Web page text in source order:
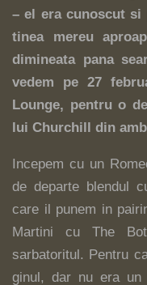
– el era cunoscut
tinea mereu
dimineata pana
vedem pe 27
Lounge, pentru o
lui Churchill din
Incepem cu un
de departe blendul
care il punem in
Martini cu The
sarbatoritul. Pentru
ginul, dar nu era un